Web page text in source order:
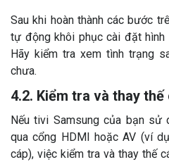
Sau khi hoàn thành các bước
tự động khôi phục cài đặt hình
Hãy kiểm tra xem tình trạng
chưa.
4.2. Kiểm tra và thay thế
Nếu tivi Samsung của bạn sử
qua cổng HDMI hoặc AV (ví
cáp), việc kiểm tra và thay thế